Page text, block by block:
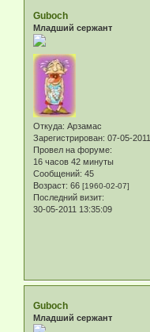
Guboch
Младший сержант
Откуда: Арзамас
Зарегистрирован: 07-05-2011
Провел на форуме:
16 часов 42 минуты
Сообщений: 45
Возраст: 66 [1960-02-07]
Последний визит:
30-05-2011 13:35:09
Guboch
Младший сержант